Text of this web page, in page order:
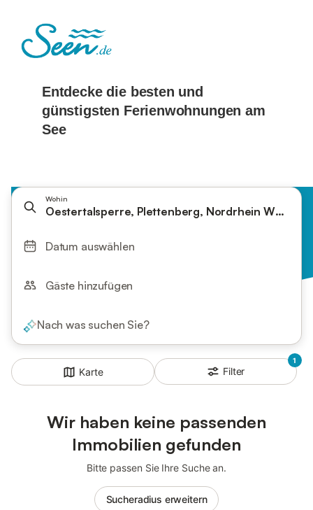
Wohin
Oestertalsperre, Plettenberg, Nordrhein
Datum auswählen
Gäste hinzufügen
Nach was suchen Sie?
Karte
1
Filter
Wir haben keine passenden
Immobilien gefunden
Bitte passen Sie Ihre Suche an.
Sucheradius erweitern